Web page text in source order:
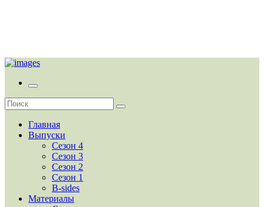
Главная
Выпуски
Сезон 4
Сезон 3
Сезон 2
Сезон 1
B-sides
Материалы